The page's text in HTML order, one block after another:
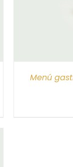
Menú